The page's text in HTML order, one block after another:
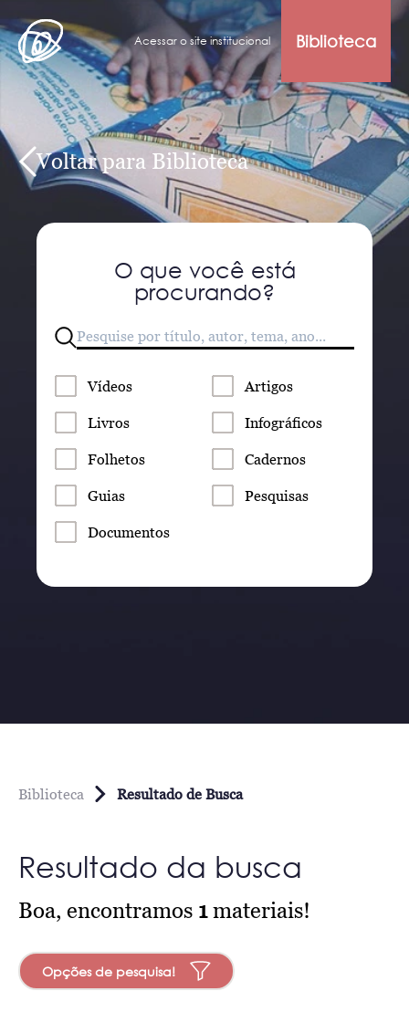
Acessar o site institucional Biblioteca
Voltar para Biblioteca
O que você está
procurando?
Vídeos Artigos
Livros Infográficos
Folhetos Cadernos
Guias Pesquisas
Documentos
Biblioteca Resultado de Busca
Resultado da busca
Boa, encontramos 1materiais!
Opções de pesquisa!